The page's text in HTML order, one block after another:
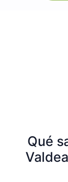
Qué